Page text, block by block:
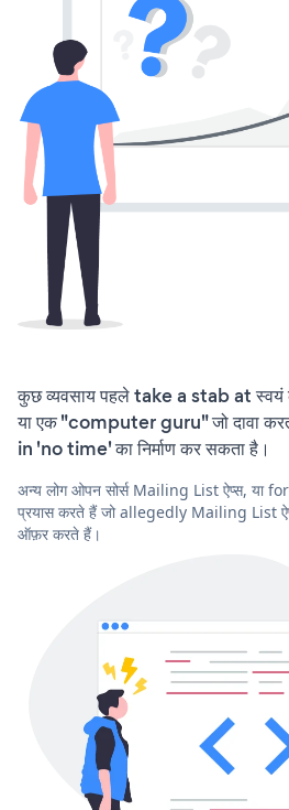
कुछ व्यवसाय पहले take a stab at
या एक "computer guru" जो दावा
in 'no time' का निर्माण कर सकता है।
अन्य लोग ओपन सोर्स Mailing List ऐप्स, या
प्रयास करते हैं जो allegedly Mailing List
ऑफ़र करते हैं।